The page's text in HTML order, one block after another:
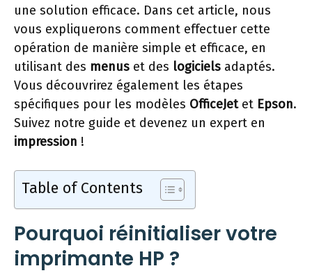
une solution efficace. Dans cet article, nous
vous expliquerons comment effectuer cette
opération de manière simple et efficace, en
utilisant des menus et des logiciels adaptés.
Vous découvrirez également les étapes
spécifiques pour les modèles OfficeJetet Epson.
Suivez notre guide et devenez un expert en
impression !
Table of Contents
Pourquoi réinitialiser votre
imprimante HP ?